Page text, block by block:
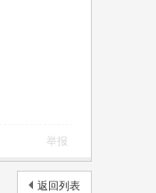
举报
返回列表